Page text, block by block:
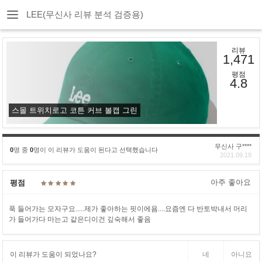
LEE(무신사 리뷰 분석 검증용)
스몰 트위치로고 코튼 커브 볼캡 그린
리뷰
1,471
평점
4.8
0명 중 0명이 이 리뷰가 도움이 된다고 선택했습니다
무신사 구****
2021.09.19
평점 아주 좋아요
푹 들어가는 모자구요.....제가 좋아하는 핏이에욤....요즘엔 다 반토박내서 머리
가 들어가다 마는고 같은디이건 깊숙해서 좋음
이 리뷰가 도움이 되었나요? 네 아니요